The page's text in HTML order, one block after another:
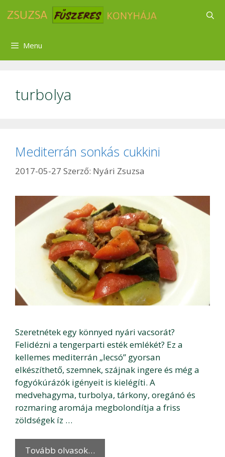
Menu
turbolya
Mediterrán sonkás cukkini
2017-05-27 Szerző: Nyári Zsuzsa
Szeretnétek egy könnyed nyári vacsorát?
Felidézni a tengerparti esték emlékét? Ez a
kellemes mediterrán „lecsó” gyorsan
elkészíthető, szemnek, szájnak ingere és még a
fogyókúrázók igényeit is kielégíti. A
medvehagyma, turbolya, tárkony, oregánó és
rozmaring aromája megbolondítja a friss
zöldségek íz …
Tovább olvasok…